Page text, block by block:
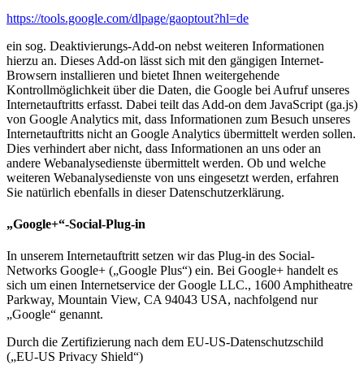
https://tools.google.com/dlpage/gaoptout?hl=de
ein sog. Deaktivierungs-Add-on nebst weiteren Informationen
hierzu an. Dieses Add-on lässt sich mit den gängigen Internet-
Browsern installieren und bietet Ihnen weitergehende
Kontrollmöglichkeit über die Daten, die Google bei Aufruf unseres
Internetauftritts erfasst. Dabei teilt das Add-on dem JavaScript (ga.js)
von Google Analytics mit, dass Informationen zum Besuch unseres
Internetauftritts nicht an Google Analytics übermittelt werden sollen.
Dies verhindert aber nicht, dass Informationen an uns oder an
andere Webanalysedienste übermittelt werden. Ob und welche
weiteren Webanalysedienste von uns eingesetzt werden, erfahren
Sie natürlich ebenfalls in dieser Datenschutzerklärung.
„Google+“-Social-Plug-in
In unserem Internetauftritt setzen wir das Plug-in des Social-
Networks Google+ („Google Plus“) ein. Bei Google+ handelt es
sich um einen Internetservice der Google LLC., 1600 Amphitheatre
Parkway, Mountain View, CA 94043 USA, nachfolgend nur
„Google“ genannt.
Durch die Zertifizierung nach dem EU-US-Datenschutzschild
(„EU-US Privacy Shield“)